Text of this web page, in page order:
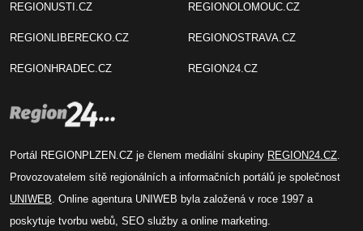
REGIONUSTI.CZ
REGIONLIBERECKO.CZ
REGIONHRADEC.CZ
REGIONOLOMOUC.CZ
REGIONOSTRAVA.CZ
REGION24.CZ
Portál REGIONPLZEN.CZ je členem mediální skupiny REGION24.CZ.
Provozovatelem sítě regionálních a informačních portálů je společnost
UNIWEB. Online agentura UNIWEB byla založená v roce 1997 a
poskytuje tvorbu webů, SEO služby a online marketing.